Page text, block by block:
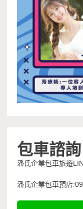
包車諮詢
潘氏企業包車旅遊
潘氏企業包車預店